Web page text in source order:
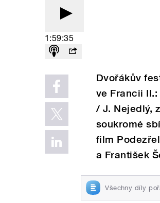
1:59:35
Dvořákův
ve Francii
/ J. Nejedlý,
soukromé
film
a František
Všechny díly